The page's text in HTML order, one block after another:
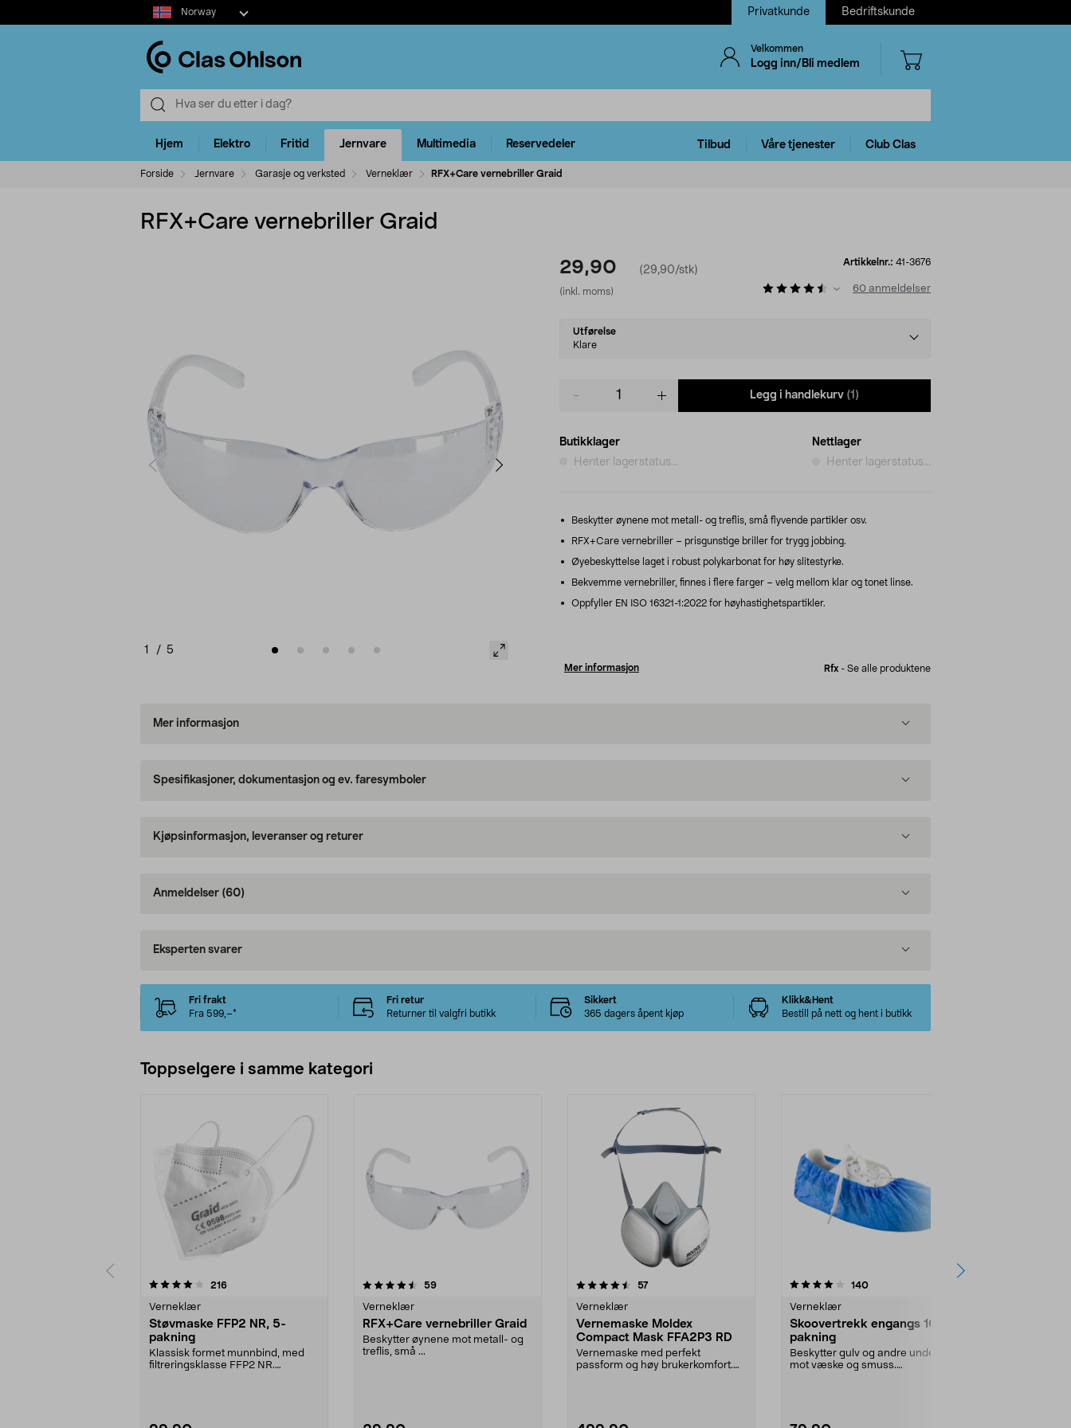
Select
market
Norway Privatkunde Bedriftskunde
Velkommen
Logg inn/Bli medlem
Hjem Elektro Fritid Jernvare Multimedia Reservedeler Tilbud Våre tjenester Club Clas
Forside Jernvare Garasje og verksted Verneklær RFX+Care vernebriller Graid
RFX+Care vernebriller Graid
1 / 5
29,90 (29,90/stk)
(inkl. moms)
Artikkelnr.: 41-3676
60 anmeldelser
Select
variant
Utførelse
Klare
Legg i handlekurv (1)
Butikklager
Henter lagerstatus...
Nettlager
Henter lagerstatus...
Beskytter øynene mot metall- og treflis, små flyvende partikler osv.
RFX+Care vernebriller – prisgunstige briller for trygg jobbing.
Øyebeskyttelse laget i robust polykarbonat for høy slitestyrke.
Bekvemme vernebriller, finnes i flere farger – velg mellom klar og tonet linse.
Oppfyller EN ISO 16321-1:2022 for høyhastighetspartikler.
Mer informasjon Rfx - Se alle produktene
Mer informasjon
Spesifikasjoner, dokumentasjon og ev. faresymboler
Kjøpsinformasjon, leveranser og returer
Anmeldelser (60)
Eksperten svarer
Fri frakt
Fra 599,–*
Fri retur
Returner til valgfri butikk
Sikkert
365 dagers åpent kjøp
Klikk&Hent
Bestill på nett og hent i butikk
Toppselgere i samme kategori
216anmeldelser
Verneklær
Støvmaske FFP2 NR, 5-
pakning
Klassisk formet munnbind, med
filtreringsklasse FFP2 NR.
4.5 av 5 stjerner 59anmeldelser
Verneklær
RFX+Care vernebriller Graid
Beskytter øynene mot metall- og
treflis, små ...
4.5 av 5 stjerner 57anmeldelser
Verneklær
Vernemaske Moldex
Compact Mask FFA2P3 RD
Vernemaske med perfekt
passform og høy brukerkomfort.
4.0 av 5 stjerner 140anmeldelser
Verneklær
Skoovertrekk engangs 100-
pakning
Beskytter gulv og andre underlag
mot væske og smuss.
4.5 av 5 stjerner